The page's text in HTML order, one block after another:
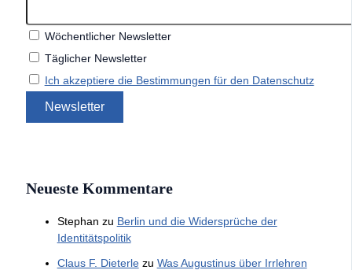
Wöchentlicher Newsletter
Täglicher Newsletter
Ich akzeptiere die Bestimmungen für den Datenschutz
Neueste Kommentare
Stephan zu Berlin und die Widersprüche der
Identitätspolitik
Claus F. Dieterlezu Was Augustinus über Irrlehren